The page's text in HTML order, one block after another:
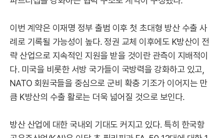
이번 계약은 이재명 정부 출범 이후 첫 초대형 방산 수출 사
례로 기록될 가능성이 높다. 정권 교체 이후에도 K방산이 전
략 산업으로 지속적인 지원을 받을 것이란 관측이 지배적이
다. 미국을 비롯한 서방 국가들이 국방력을 강화하고 있고,
NATO 회원국들을 중심으로 군비 확충 기조가 이어지는 만
큼 K방산의 수출 활로는 더욱 넓어질 것으로 보인다.
방산 산업에 대한 국내외 기대도 커지고 있다. 특히 한국항